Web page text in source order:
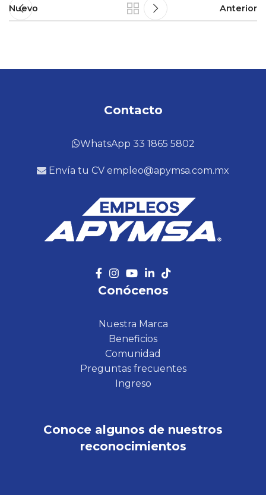
Nuevo Anterior
Contacto
WhatsApp 33 1865 5802
Envía tu CV empleo@apymsa.com.mx
Conócenos
Nuestra Marca
Beneficios
Comunidad
Preguntas frecuentes
Ingreso
Conoce algunos de nuestros
reconocimientos